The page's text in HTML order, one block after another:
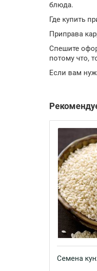
блюда.
Где купить
Приправа
Спешите
потому что,
Если вам
Семена